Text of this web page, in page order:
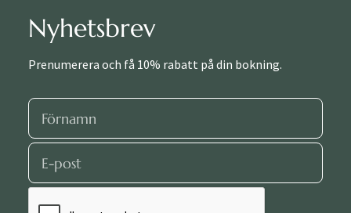
Nyhetsbrev
Prenumerera och få 10% rabatt på din bokning.